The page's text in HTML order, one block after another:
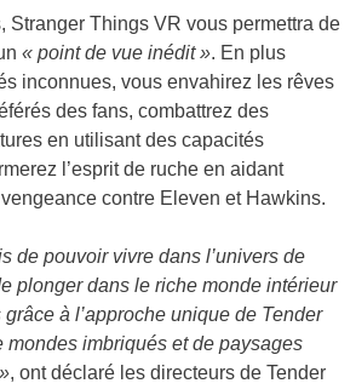
Stranger Things VR vous permettra de
« point de vue inédit ». En plus
inconnues, vous envahirez les rêves
des fans, combattrez des
en utilisant des capacités
l’esprit de ruche en aidant
contre Eleven et Hawkins.
de pouvoir vivre dans l’univers de
plonger dans le riche monde intérieur
à l’approche unique de Tender
mondes imbriqués et de paysages
, ont déclaré les directeurs de Tender